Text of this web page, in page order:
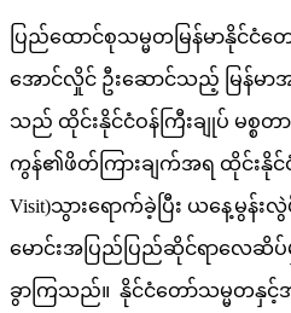
ပြည်ထောင်စုသမ္မတမြန်မာနိုင်ငံတ
အောင်လှိုင် ဦးဆောင်သည့် မြန်မ
သည် ထိုင်းနိုင်ငံဝန်ကြီးချုပ် မစ္စတ
ကွန်၏ဖိတ်ကြားချက်အရ ထိုင်းနိုင်ငံ
Visit)သွားရောက်ခဲ့ပြီး ယနေ့မွန်း
မောင်းအပြည်ပြည်ဆိုင်ရာလေဆိ
ခွာကြသည်။ နိုင်ငံတော်သမ္မတနှင့်အ